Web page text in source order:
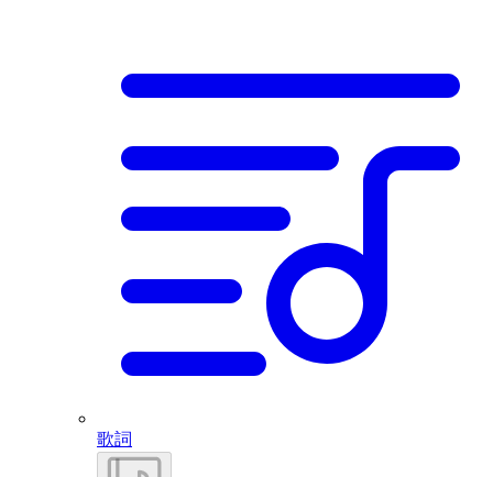
歌詞